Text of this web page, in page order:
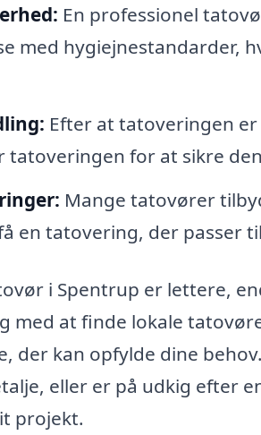
En professionel
med hygiejnestandarder,
Efter at tatoveringen
tatoveringen for at sikre
Mange tatovører
en tatovering, der passer
i Spentrup er lettere,
med at finde lokale
der kan opfylde dine
eller er på udkig efter
projekt.